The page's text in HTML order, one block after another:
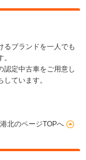
トリー
るブランドを一人でも
認定中古車をご用意し
ています。
北のページTOPへ